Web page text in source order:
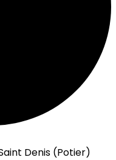
Denis (Potier)